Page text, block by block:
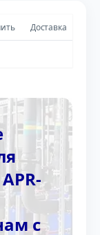
Доставка
с